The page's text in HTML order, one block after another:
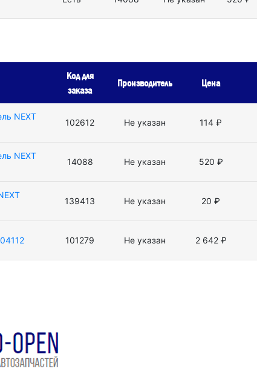
Код для
заказа
Производитель Цена
NEXT
102612 Не указан 114 ₽
NEXT
14088 Не указан 520 ₽
139413 Не указан 20 ₽
101279 Не указан 2 642 ₽